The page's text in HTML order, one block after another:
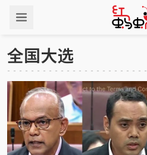
全国大选